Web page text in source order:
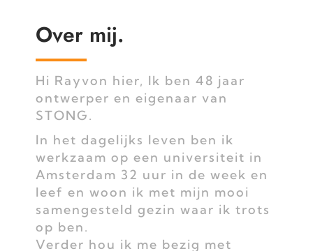
Over mij.
Hi Rayvon hier, Ik ben 48 jaar
ontwerper en eigenaar van
STONG.
In het dagelijks leven ben ik
werkzaam op een universiteit in
Amsterdam 32 uur in de week en
leef en woon ik met mijn mooi
samengesteld gezin waar ik trots
op ben.
Verder hou ik me bezig met